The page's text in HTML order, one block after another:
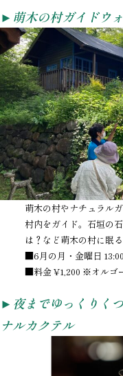
► 萌木の村ガイドウ
萌木の村やナチュラル
村内をガイド。石垣の
は？など萌木の村に眠
■6月の月・金曜日
■料金 ¥1,200 ※オルゴ
► 夜までゆっくりく
ナルカクテル